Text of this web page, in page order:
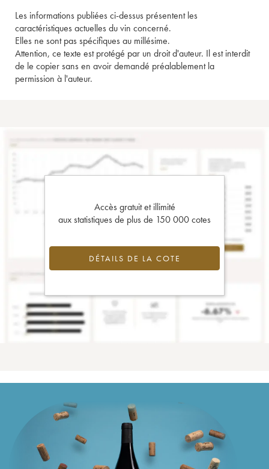
Les informations publiées ci-dessus présentent les
caractéristiques actuelles du vin concerné.
Elles ne sont pas spécifiques au millésime.
Attention, ce texte est protégé par un droit d'auteur. Il est interdit
de le copier sans en avoir demandé préalablement la
permission à l'auteur.
Accès gratuit et illimité
aux statistiques de plus de 150 000 cotes
DÉTAILS DE LA COTE